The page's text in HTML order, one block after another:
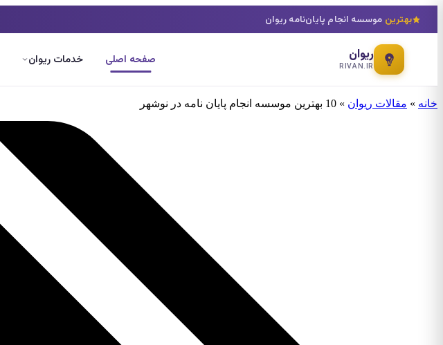
بهترین موسسه انجام پایان‌نامه ریوان
ریوان
RIVAN.IR صفحه اصلی خدمات ریوان
خانه » مقالات ریوان » 10 بهترین موسسه انجام پایان نامه در نوشهر